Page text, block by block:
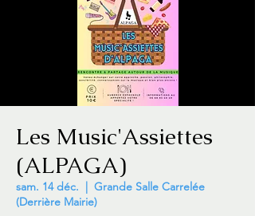
Les Music'Assiettes
(ALPAGA)
sam. 14 déc.
  |
Grande Salle Carrelée
(Derrière Mairie)